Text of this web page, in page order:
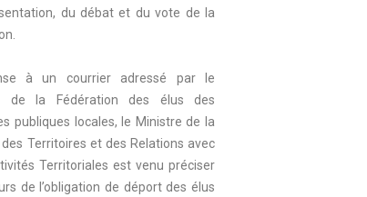
du débat et du vote de la
à un courrier adressé par le
de la Fédération des élus des
publiques locales, le Ministre de la
Territoires et des Relations avec
Territoriales est venu préciser
de l’obligation de déport des élus